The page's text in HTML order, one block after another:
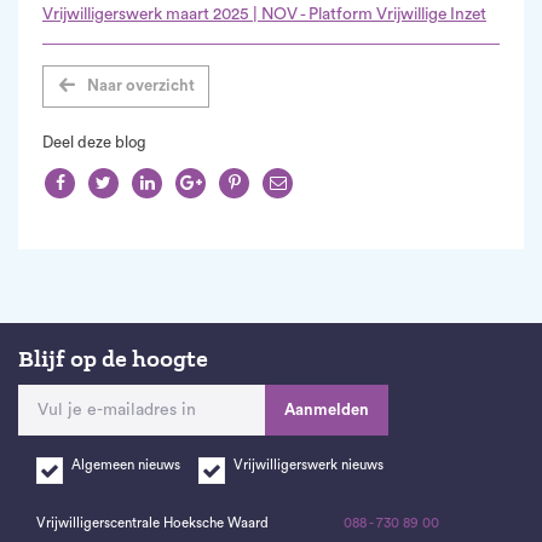
Vrijwilligerswerk maart 2025 | NOV - Platform Vrijwillige Inzet
Naar overzicht
Deel deze blog
     
Blijf op de hoogte
Aanmelden
Algemeen nieuws Vrijwilligerswerk nieuws
Vrijwilligerscentrale Hoeksche Waard 088 - 730 89 00